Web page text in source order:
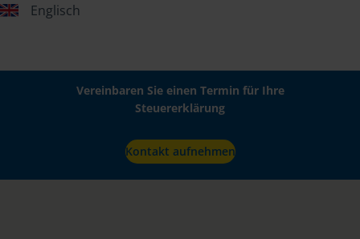
Englisch
Vereinbaren Sie einen Termin für Ihre
Steuererklärung
Kontakt aufnehmen